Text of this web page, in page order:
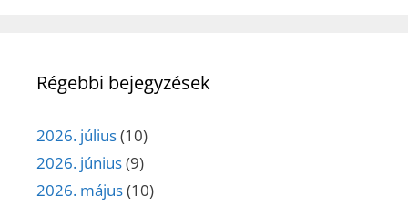
Régebbi bejegyzések
2026. július(10)
2026. június(9)
2026. május(10)